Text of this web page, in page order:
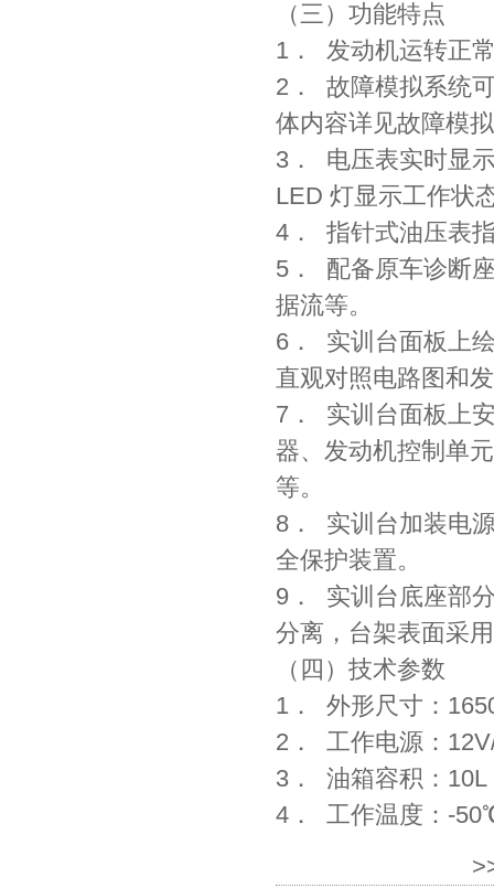
（三）功能特点
1． 发动机运转正
2． 故障模拟系统
体内容详见故障模
3． 电压表实时显
LED 灯显示工作状
4． 指针式油压表
5． 配备原车诊断
据流等。
6． 实训台面板上
直观对照电路图和
7． 实训台面板上
器、发动机控制单
等。
8． 实训台加装电
全保护装置。
9． 实训台底座部
分离，台架表面采
（四）技术参数
1． 外形尺寸：
2． 工作电源：
3． 油箱容积：10L
4． 工作温度：-